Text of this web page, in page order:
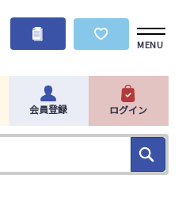
MENU
会員登録 ログイン